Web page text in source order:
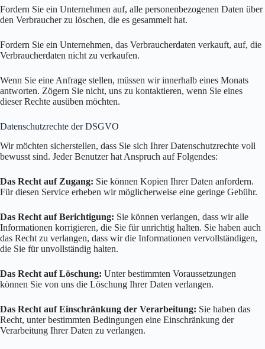
Fordern Sie ein Unternehmen auf, alle personenbezogenen Daten über
den Verbraucher zu löschen, die es gesammelt hat.
Fordern Sie ein Unternehmen, das Verbraucherdaten verkauft, auf, die
Verbraucherdaten nicht zu verkaufen.
Wenn Sie eine Anfrage stellen, müssen wir innerhalb eines Monats
antworten. Zögern Sie nicht, uns zu kontaktieren, wenn Sie eines
dieser Rechte ausüben möchten.
Datenschutzrechte der DSGVO
Wir möchten sicherstellen, dass Sie sich Ihrer Datenschutzrechte voll
bewusst sind. Jeder Benutzer hat Anspruch auf Folgendes:
Das Recht auf Zugang: Sie können Kopien Ihrer Daten anfordern.
Für diesen Service erheben wir möglicherweise eine geringe Gebühr.
Das Recht auf Berichtigung: Sie können verlangen, dass wir alle
Informationen korrigieren, die Sie für unrichtig halten. Sie haben auch
das Recht zu verlangen, dass wir die Informationen vervollständigen,
die Sie für unvollständig halten.
Das Recht auf Löschung: Unter bestimmten Voraussetzungen
können Sie von uns die Löschung Ihrer Daten verlangen.
Das Recht auf Einschränkung der Verarbeitung: Sie haben das
Recht, unter bestimmten Bedingungen eine Einschränkung der
Verarbeitung Ihrer Daten zu verlangen.